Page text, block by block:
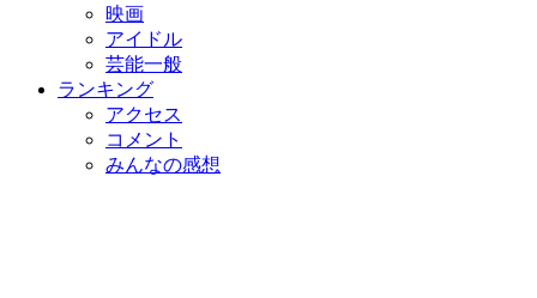
映画
アイドル
芸能一般
ランキング
アクセス
コメント
みんなの感想